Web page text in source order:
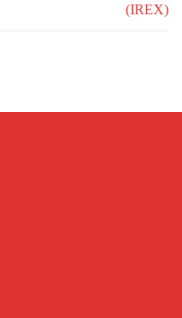
(IREX)